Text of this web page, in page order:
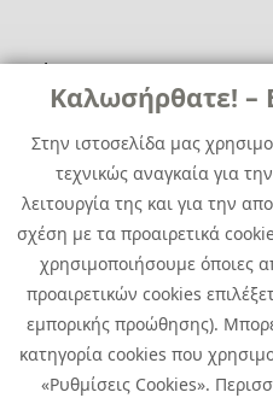
Καλωσήρθατε! –
Στην ιστοσελίδα μας
τεχνικώς αναγκαία για
λειτουργία της και για την
σχέση με τα προαιρετικά
χρησιμοποιήσουμε όποιες
προαιρετικών cookies
εμπορικής προώθησης).
κατηγορία cookies που
«Ρυθμίσεις Cookies».
Χρήσιμα
Χρήσιμα
Επικοινωνία
Media Kit
Καριέρα
Όμιλος Quest
Site Map